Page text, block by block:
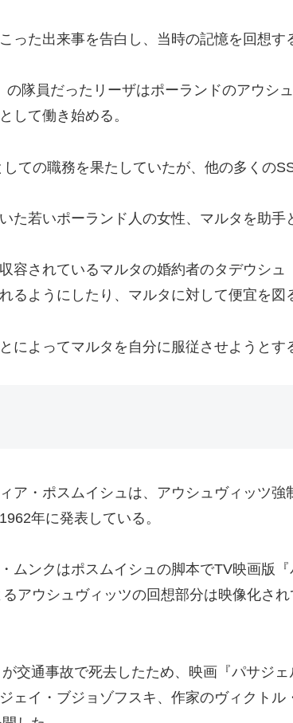
った出来事を告白し、当時の記憶を回想す
隊員だったリーザはポーランドのアウシ
して働き始める。
ての職務を果たしていたが、他の多くの
た若いポーランド人の女性、マルタを助手
容されているマルタの婚約者のタデウシ
るようにしたり、マルタに対して便宜を図
によってマルタを自分に服従させようとす
ア・ポスムイシュは、アウシュヴィッツ
年に発表している。
ムンクはポスムイシュの脚本でTV映画版
アウシュヴィッツの回想部分は映像化さ
交通事故で死去したため、映画『パサジ
ェイ・ブジョゾフスキ、作家のヴィクト